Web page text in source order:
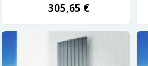
305,65 €